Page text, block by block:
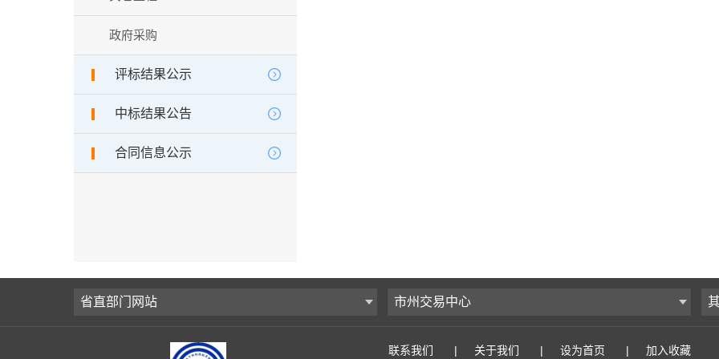
政府采购
评标结果公示
中标结果公告
合同信息公示
省直部门网站 市州交易中心
联系我们 | 关于我们 | 设为首页 | 加入收藏